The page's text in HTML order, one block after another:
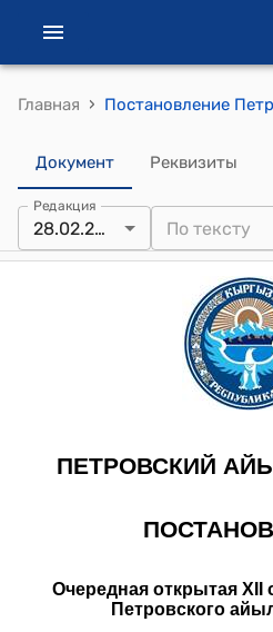
Главная ›
Документ Реквизиты
Редакция
28.02.2014